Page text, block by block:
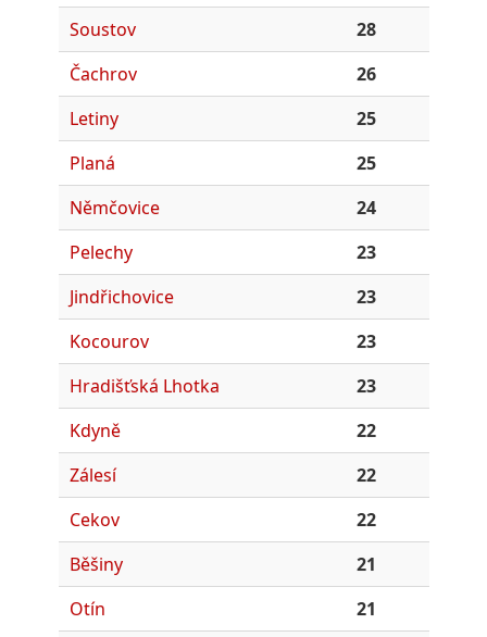
Soustov
28
Čachrov
26
Letiny
25
Planá
25
Němčovice
24
Pelechy
23
Jindřichovice
23
Kocourov
23
Hradišťská Lhotka
23
Kdyně
22
Zálesí
22
Cekov
22
Běšiny
21
Otín
21